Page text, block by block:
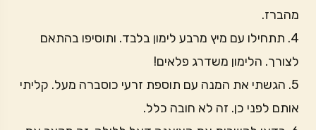
מהברז.
4. תתחילו עם מיץ מרבע לימון בלבד. ותוסיפו בהתאם
לצורך. הלימון משדרג פלאים!
5. הגשתי את המנה עם תוספת זרעי כוסברה מעל. קליתי
אותם לפני כן. זה לא חובה כלל.